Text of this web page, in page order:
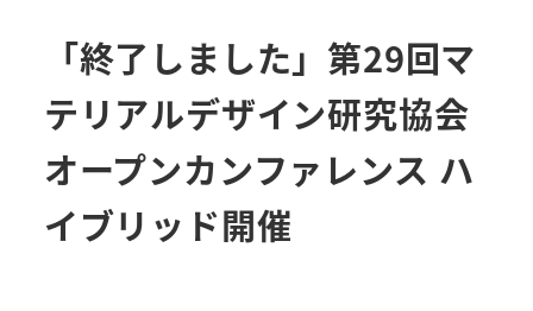
「終了しました」第29回マ
テリアルデザイン研究協会
オープンカンファレンス ハ
イブリッド開催